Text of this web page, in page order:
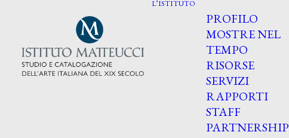
L’ISTITUTO
PROFILO
MOSTRE NEL
TEMPO
RISORSE
SERVIZI
RAPPORTI
STAFF
PARTNERSHIP